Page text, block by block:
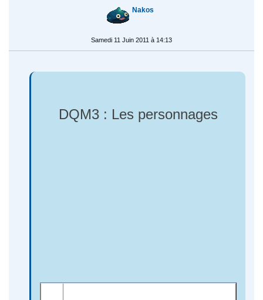
Nakos
Samedi 11 Juin 2011 à 14:13
DQM3 : Les personnages